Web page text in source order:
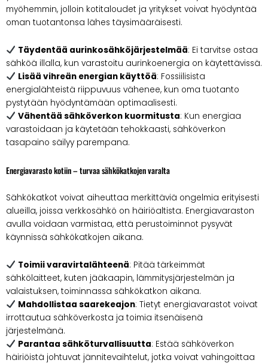
myöhemmin, jolloin kotitaloudet ja yritykset voivat hyödyntää
oman tuotantonsa lähes täysimääräisesti.
Täydentää aurinkosähköjärjestelmää: Ei tarvitse ostaa
sähköä illalla, kun varastoitu aurinkoenergia on käytettävissä.
Lisää vihreän energian käyttöä: Fossiilisista
energialähteistä riippuvuus vähenee, kun oma tuotanto
pystytään hyödyntämään optimaalisesti.
Vähentää sähköverkon kuormitusta: Kun energiaa
varastoidaan ja käytetään tehokkaasti, sähköverkon
tasapaino säilyy parempana.
Energiavarasto kotiin – turvaa sähkökatkojen varalta
Sähkökatkot voivat aiheuttaa merkittäviä ongelmia erityisesti
alueilla, joissa verkkosähkö on häiriöaltista. Energiavaraston
avulla voidaan varmistaa, että perustoiminnot pysyvät
käynnissä sähkökatkojen aikana.
Toimii varavirtalähteenä: Pitää tärkeimmät
sähkölaitteet, kuten jääkaapin, lämmitysjärjestelmän ja
valaistuksen, toiminnassa sähkökatkon aikana.
Mahdollistaa saarekeajon: Tietyt energiavarastot voivat
irrottautua sähköverkosta ja toimia itsenäisenä
järjestelmänä.
Parantaa sähköturvallisuutta: Estää sähköverkon
häiriöistä johtuvat jännitevaihtelut, jotka voivat vahingoittaa